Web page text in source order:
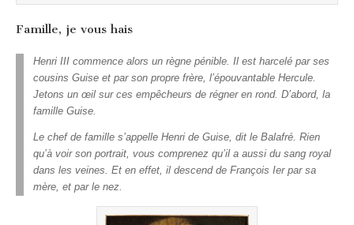
Famille, je vous hais
Henri III commence alors un règne pénible. Il est harcelé par ses
cousins Guise et par son propre frère, l’épouvantable Hercule.
Jetons un œil sur ces empêcheurs de régner en rond. D’abord, la
famille Guise.
Le chef de famille s’appelle Henri de Guise, dit le Balafré. Rien
qu’à voir son portrait, vous comprenez qu’il a aussi du sang royal
dans les veines. Et en effet, il descend de François Ier par sa
mère, et par le nez.